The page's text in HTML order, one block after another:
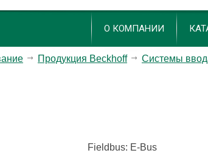
О КОМПАНИИ
Продукция Beckhoff Системы
Fieldbus: E-Bus